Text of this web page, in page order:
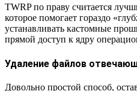
TWRP по праву считается
которое помогает гораздо
устанавливать кастомные
прямой доступ к ядру
Удаление файлов
Довольно простой способ,